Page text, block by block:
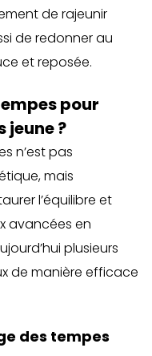
de rajeunir
de redonner au
et reposée.
pour
jeune ?
n’est pas
mais
l’équilibre et
avancées en
plusieurs
de manière efficace
des tempes